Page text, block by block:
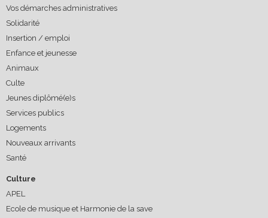
Vos démarches administratives
Solidarité
Insertion / emploi
Enfance et jeunesse
Animaux
Culte
Jeunes diplômé(e)s
Services publics
Logements
Nouveaux arrivants
Santé
Culture
APEL
Ecole de musique et Harmonie de la save